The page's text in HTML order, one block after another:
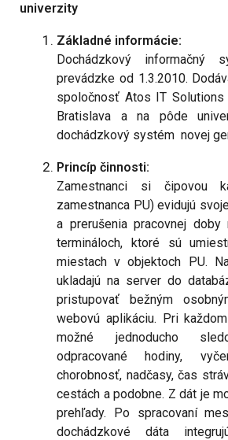
univerzity
Základné informácie:
Dochádzkový
prevádzke od 1.3.2010.
spoločnosť Atos IT Solutions
Bratislava a na pôde
dochádzkový systém novej
Princíp činnosti:
Zamestnanci si čipovou
zamestnanca PU) evidujú
a prerušenia pracovnej doby
termináloch, ktoré sú
miestach v objektoch PU.
ukladajú na server do
pristupovať bežným
webovú aplikáciu. Pri
možné jednoducho
odpracované hodiny,
chorobnosť, nadčasy, čas
cestách a podobne. Z dát je
prehľady. Po spracovaní
dochádzkové dáta